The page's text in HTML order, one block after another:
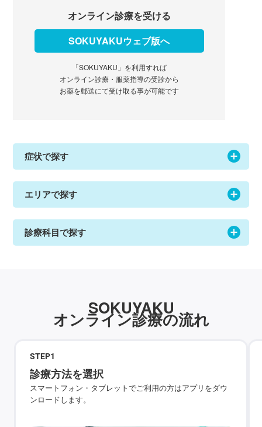
オンライン診療を受ける
SOKUYAKUウェブ版へ
「SOKUYAKU」を利用すれば
オンライン診療・服薬指導の受診から
お薬を郵送にて受け取る事が可能です
症状で探す
エリアで探す
診療科目で探す
SOKUYAKU
オンライン診療の流れ
STEP1
診療方法を選択
スマートフォン・タブレットでご利用の方はアプリをダウ
ンロードします。